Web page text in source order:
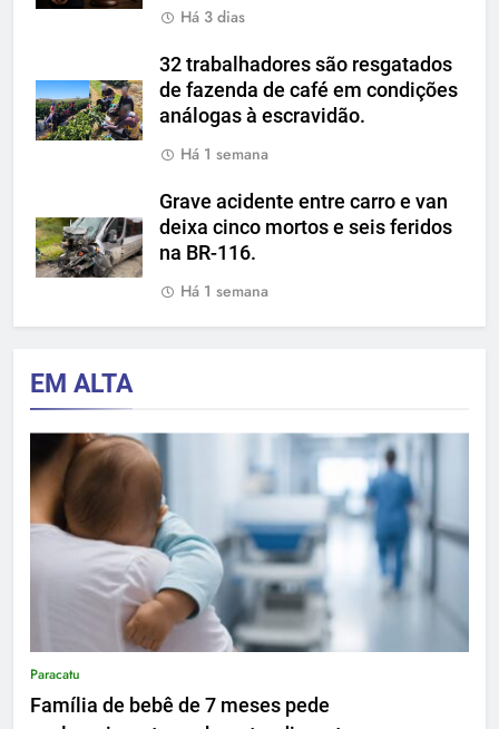
Há 3 dias
32 trabalhadores são resgatados
de fazenda de café em condições
análogas à escravidão.
Há 1 semana
Grave acidente entre carro e van
deixa cinco mortos e seis feridos
na BR-116.
Há 1 semana
EM ALTA
Paracatu
Família de bebê de 7 meses pede